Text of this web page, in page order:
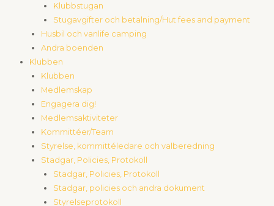
Klubbstugan
Stugavgifter och betalning/Hut fees and payment
Husbil och vanlife camping
Andra boenden
Klubben
Klubben
Medlemskap
Engagera dig!
Medlemsaktiviteter
Kommittéer/Team
Styrelse, kommittéledare och valberedning
Stadgar, Policies, Protokoll
Stadgar, Policies, Protokoll
Stadgar, policies och andra dokument
Styrelseprotokoll